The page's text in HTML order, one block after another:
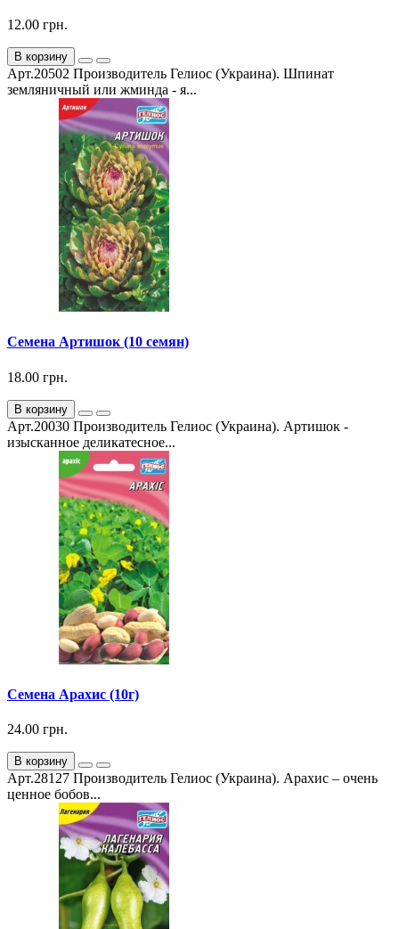
12.00 грн.
В корзину
Арт.20502 Производитель Гелиос (Украина). Шпинат
земляничный или жминда - я...
Семена Артишок (10 семян)
18.00 грн.
В корзину
Арт.20030 Производитель Гелиос (Украина). Артишок -
изысканное деликатесное...
Семена Арахис (10г)
24.00 грн.
В корзину
Арт.28127 Производитель Гелиос (Украина). Арахис – очень
ценное бобов...